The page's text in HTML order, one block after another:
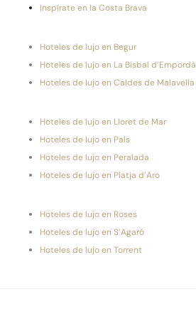
Inspírate en la Costa Brava
Hoteles de lujo en Begur
Hoteles de lujo en La Bisbal d’Empordà
Hoteles de lujo en Caldes de Malavella
Hoteles de lujo en Lloret de Mar
Hoteles de lujo en Pals
Hoteles de lujo en Peralada
Hoteles de lujo en Platja d’Aro
Hoteles de lujo en Roses
Hoteles de lujo en S’Agaró
Hoteles de lujo en Torrent